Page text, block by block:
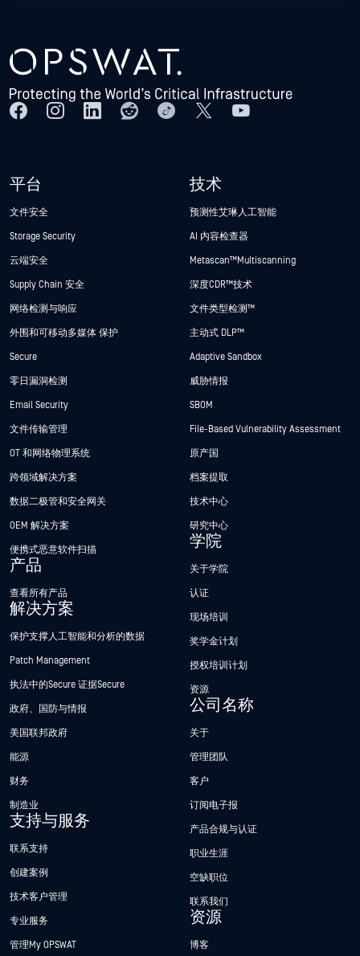
平台
文件安全
Storage Security
云端安全
Supply Chain 安全
网络检测与响应
外围和可移动多媒体 保护
Secure
零日漏洞检测
Email Security
文件传输管理
OT 和网络物理系统
跨领域解决方案
数据二极管和安全网关
OEM 解决方案
便携式恶意软件扫描
产品
查看所有产品
解决方案
保护支撑人工智能和分析的数据
Patch Management
执法中的Secure 证据Secure
政府、国防与情报
美国联邦政府
能源
财务
制造业
支持与服务
联系支持
创建案例
技术客户管理
专业服务
管理My OPSWAT
技术
预测性艾琳人工智能
AI 内容检查器
Metascan™ Multiscanning
深度CDR™技术
文件类型检测™
主动式 DLP™
Adaptive Sandbox
威胁情报
SBOM
File-Based Vulnerability Assessment
原产国
档案提取
技术中心
研究中心
学院
关于学院
认证
现场培训
奖学金计划
授权培训计划
资源
公司名称
关于
管理团队
客户
订阅电子报
产品合规与认证
职业生涯
空缺职位
联系我们
资源
博客